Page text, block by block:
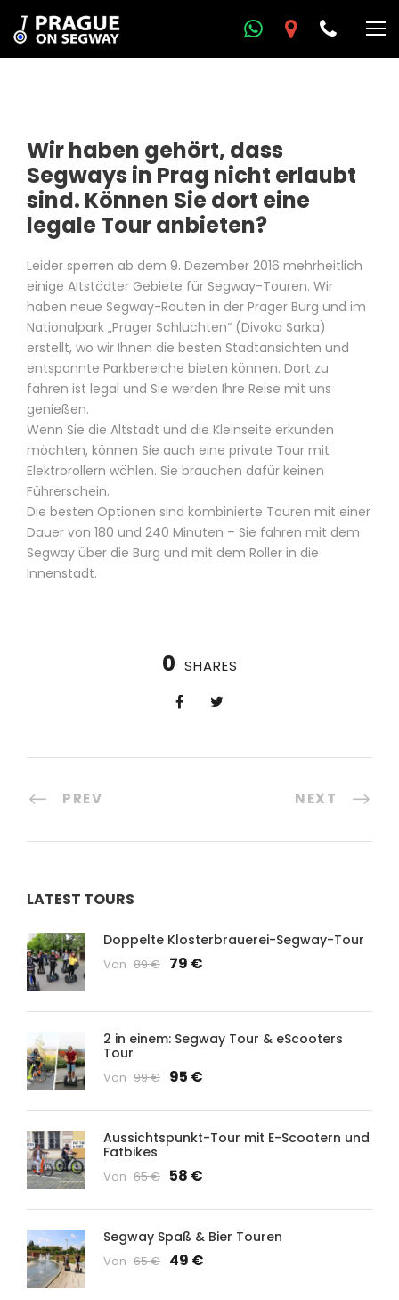
Wir haben gehört, dass
Segways in Prag nicht erlaubt
sind. Können Sie dort eine
legale Tour anbieten?
Leider sperren ab dem 9. Dezember 2016 mehrheitlich
einige Altstädter Gebiete für Segway-Touren. Wir
haben neue Segway-Routen in der Prager Burg und im
Nationalpark „Prager Schluchten“ (Divoka Sarka)
erstellt, wo wir Ihnen die besten Stadtansichten und
entspannte Parkbereiche bieten können. Dort zu
fahren ist legal und Sie werden Ihre Reise mit uns
genießen.
Wenn Sie die Altstadt und die Kleinseite erkunden
möchten, können Sie auch eine private Tour mit
Elektrorollern wählen. Sie brauchen dafür keinen
Führerschein.
Die besten Optionen sind kombinierte Touren mit einer
Dauer von 180 und 240 Minuten – Sie fahren mit dem
Segway über die Burg und mit dem Roller in die
Innenstadt.
0 SHARES
PREV NEXT
LATEST TOURS
Doppelte Klosterbrauerei-Segway-Tour
Von 89 € 79 €
2 in einem: Segway Tour & eScooters
Tour
Von 99 € 95 €
Aussichtspunkt-Tour mit E-Scootern und
Fatbikes
Von 65 € 58 €
Segway Spaß & Bier Touren
Von 65 € 49 €